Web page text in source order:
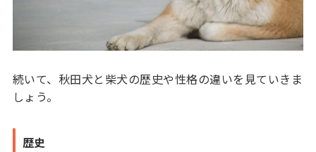
続いて、秋田犬と柴犬の歴史や性格の違いを見ていきま
しょう。
歴史